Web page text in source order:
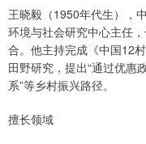
王晓毅（1950年代生），
环境与社会研究中心主任
合。他主持完成《中国12
田野研究，提出“通过优惠
系”等乡村振兴路径。
擅长领域